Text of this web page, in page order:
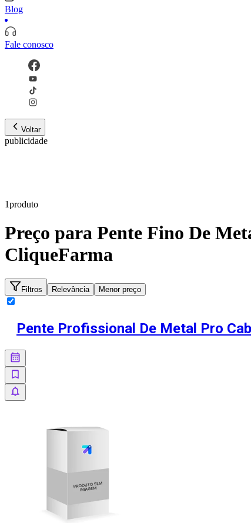
Blog
Fale conosco
Voltar
publicidade
1produto
Preço para Pente Fino De
CliqueFarma
Filtros Relevância Menor preço
Pente Profissional De Metal Pro